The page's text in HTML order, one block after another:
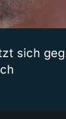
sich